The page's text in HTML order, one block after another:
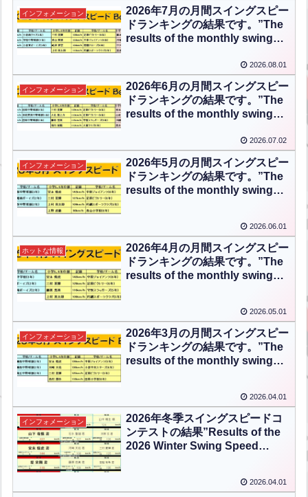
インフォメーション
2026年7月の月間スイングスピー
ドランキングの結果です。”The
results of the monthly swing
as follows.”【ENG CHT KOR
JPN】
2026.08.01
インフォメーション
2026年6月の月間スイングスピー
ドランキングの結果です。”The
results of the monthly swing
are as follows.”【ENG CHT
KOR JPN】
2026.07.02
インフォメーション
2026年5月の月間スイングスピー
ドランキングの結果です。”The
results of the monthly swing
2026.06.01
ホットな情報
2026年4月の月間スイングスピー
ドランキングの結果です。”The
results of the monthly swing
2026.05.01
インフォメーション
2026年3月の月間スイングスピー
ドランキングの結果です。”The
results of the monthly swing
2026.04.01
インフォメーション
2026年冬季スイングスピードコ
ンテストの結果”Results of the
2026 Winter Swing Speed
2026.04.01